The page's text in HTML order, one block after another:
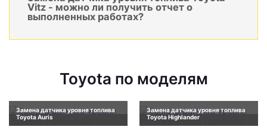
Vitz - можно ли получить отчет о
выполненных работах?
Toyota по моделям
Замена датчика уровня топлива
Toyota Auris
Замена датчика уровня топлива
Toyota Highlander